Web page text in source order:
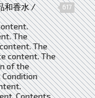
香水 /
617
The
The
content. The
of the
Contents